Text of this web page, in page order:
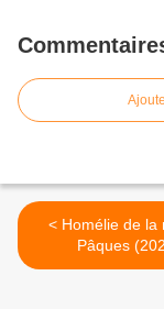
< Homélie de la nuit de
Pâques